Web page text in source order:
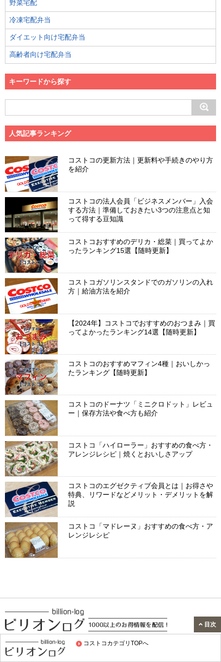
コストコカテゴリTOPへ
野菜宅配
冷凍宅配弁当
ダイエット向け宅配弁当
高齢者向け宅配弁当
キーワードから探す
人気記事ランキング
コストコの更新方法｜更新料や手続きのやり方
を紹介
コストコの法人会員「ビジネスメンバー」入会
する方法｜準備しておきたい3つの注意点と知
って得する豆知識
コストコおすすめのデリカ・総菜｜買ってよか
ったランキング15選【随時更新】
コストコガソリンスタンドでのガソリンの入れ
方｜給油方法を紹介
【2024年】コストコでおすすめのおつまみ｜買
ってよかったランキング14選【随時更新】
コストコのおすすめマフィン4種｜おいしかっ
たランキング【随時更新】
コストコのドーナツ「ミニクロドット」レビュ
ー｜保存方法や食べ方も紹介
コストコ「ハイローラー」おすすめの食べ方・
アレンジレシピ｜焼くとおいしさアップ
コストコのエグゼクティブ会員とは｜お得さや
特典、リワードなどメリット・デメリットを解
説
コストコ「マドレーヌ」おすすめの食べ方・ア
レンジレシピ
サイト情報
利用規約
目次